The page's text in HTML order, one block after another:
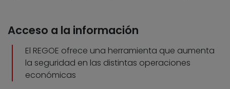
Acceso a la información
El REGOE ofrece una herramienta que aumenta
la seguridad en las distintas operaciones
económicas